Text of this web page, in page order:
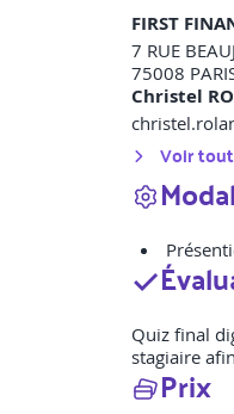
FIRST
7 RUE
75008
Christel
Voir
Quiz final
stagiaire
Prix